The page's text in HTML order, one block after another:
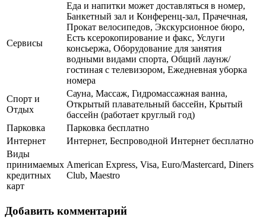
Сервисы
Еда и напитки может доставляться в номер,
Банкетный зал и Конференц-зал, Прачечная,
Прокат велосипедов, Экскурсионное бюро,
Есть ксерокопирование и факс, Услуги
консьержа, Оборудование для занятия
водными видами спорта, Общий лаунж/
гостиная с телевизором, Ежедневная уборка
номера
Спорт и
Отдых
Сауна, Массаж, Гидромассажная ванна,
Открытый плавательный бассейн, Крытый
бассейн (работает круглый год)
Парковка
Парковка бесплатно
Интернет
Интернет, Беспроводной Интернет бесплатно
Виды
принимаемых
кредитных
карт
American Express, Visa, Euro/Mastercard, Diners
Club, Maestro
Добавить комментарий